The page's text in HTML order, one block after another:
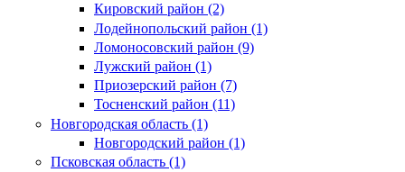
Кировский район (2)
Лодейнопольский район (1)
Ломоносовский район (9)
Лужский район (1)
Приозерский район (7)
Тосненский район (11)
Новгородская область (1)
Новгородский район (1)
Псковская область (1)